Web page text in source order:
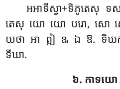
អអាទីស្វា+ទិភូតេសុ ទ
តេសុ យោ យោ បរោ, សោ
យថា អា ឦ ឩ ឯ ឱ. ទីឃកា
ទីឃា.
៦. កាទយោ